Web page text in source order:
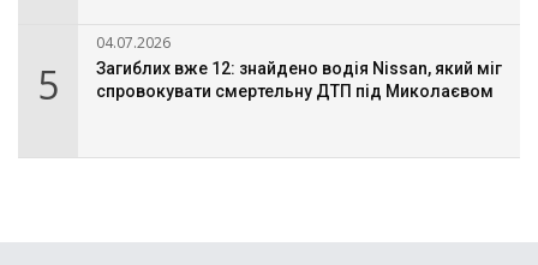
5
04.07.2026
Загиблих вже 12: знайдено водія Nissan, який міг
спровокувати смертельну ДТП під Миколаєвом